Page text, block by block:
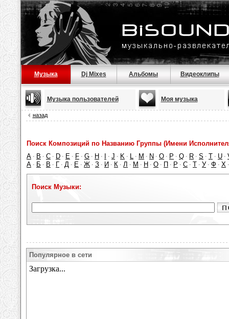
Музыка Dj Mixes Альбомы Видеоклипы
Музыка пользователей Моя музыка
назад
Поиск Композиций по Названию Группы (Имени
A · B · C · D · E · F · G · H · · J · K · L · M · N · O · P · Q · R · S · T · U ·
А · Б · В · Г · Д · Е · Ж · З · И · К · Л · М · Н · О · П · Р · С · Т · У · Ф · Х
Поиск Музыки:
Популярное в сети